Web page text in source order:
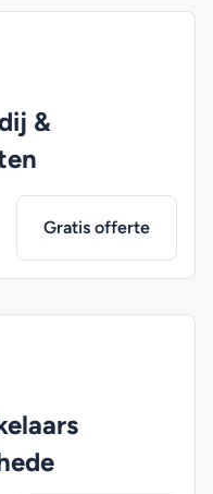
&
Gratis offerte